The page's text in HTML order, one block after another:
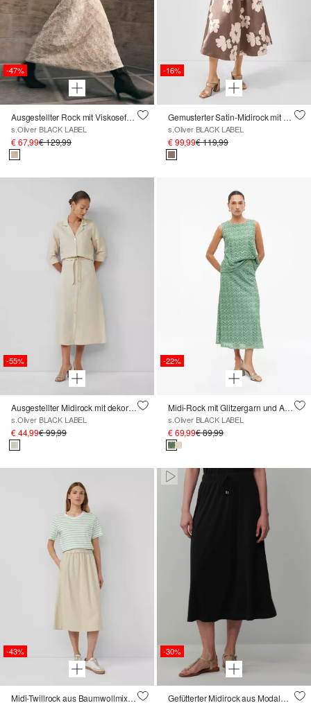
-47%
Ausgestellter Rock mit Viskosefutter
s.Oliver BLACK LABEL
€ 67,99€ 129,99
-16%
Gemusterter Satin-Midirock mit Bundfalten und Seitentaschen
s.Oliver BLACK LABEL
€ 99,99€ 119,99
-55%
Ausgestellter Midirock mit dekorativer Knopfleiste und gemustertem Gürtel
s.Oliver BLACK LABEL
€ 44,99€ 99,99
-22%
Midi-Rock mit Glitzergarn und Ajourmuster
s.Oliver BLACK LABEL
€ 69,99€ 89,99
-43%
Midi-Twillrock aus Baumwollmix mit Gummizug
Paused • Muted
-30%
Gefütterter Midirock aus Modalmix mit Elastikbund